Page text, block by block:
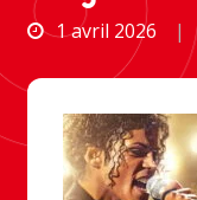
1 avril 2026 |